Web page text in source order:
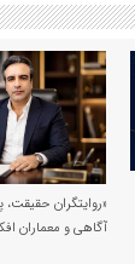
«روایتگران حقیقت،
آگاهی و معماران